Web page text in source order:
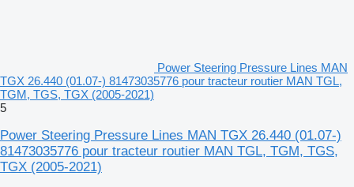
Power Steering Pressure Lines MAN
TGX 26.440 (01.07-) 81473035776 pour tracteur routier MAN TGL,
TGM, TGS, TGX (2005-2021)
5
Power Steering Pressure Lines MAN TGX 26.440 (01.07-)
81473035776 pour tracteur routier MAN TGL, TGM, TGS,
TGX (2005-2021)